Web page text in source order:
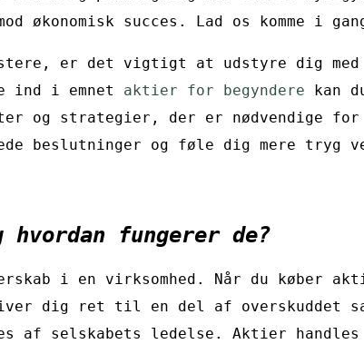
økonomisk succes. Lad os komme i
er det vigtigt at udstyre dig
ind i emnet aktier for begyndere kan
og strategier, der er nødvendige for
beslutninger og føle dig mere tryg
fungerer de?
i en virksomhed. Når du køber
dig ret til en del af overskuddet
af selskabets ledelse. Aktier